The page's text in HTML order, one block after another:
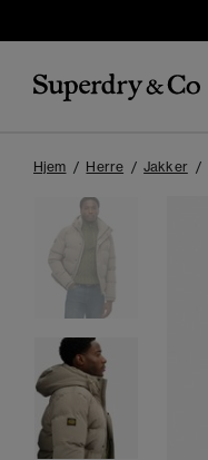
Hjem Herre Jakker